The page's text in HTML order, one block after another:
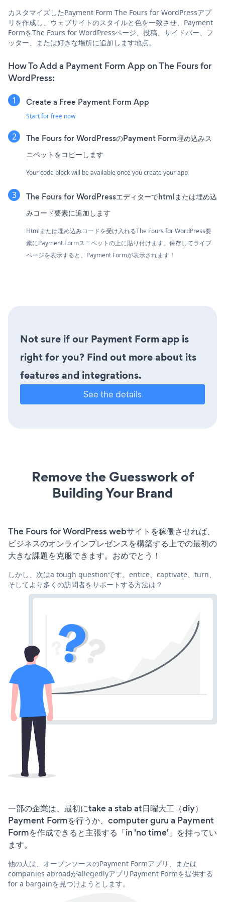
カスタマイズしたPayment Form The Fours for WordPressアプ
リを作成し、ウェブサイトのスタイルと色を一致させ、Payment
FormをThe Fours for WordPressページ、投稿、サイドバー、フ
ッター、または好きな場所に追加します地点。
How To Add a Payment Form App on The Fours for
WordPress:
Create a Free Payment Form App
Start for free now
The Fours for WordPressのPayment Form埋め込みス
ニペットをコピーします
Your code block will be available once you create your app
The Fours for WordPressエディターでhtmlまたは埋め込
みコード要素に追加します
Htmlまたは埋め込みコードを受け入れるThe Fours for WordPress要
素にPayment Formスニペットの上に貼り付けます。保存してライブ
ページを表示すると、Payment Formが表示されます！
Not sure if our Payment Form app is
right for you? Find out more about its
features and integrations.
See the details
Remove the Guesswork of
Building Your Brand
The Fours for WordPress webサイトを稼働させれば、
ビジネスのオンラインプレゼンスを構築する上での最初の
大きな課題を克服できます。おめでとう！
しかし、次はa tough questionです。entice、captivate、turn、
そしてより多くの訪問者をサポートする方法は？
一部の企業は、最初にtake a stab at日曜大工（diy）
Payment Formを行うか、computer guru a Payment
Formを作成できると主張する「in 'no time'」を持ってい
ます。
他の人は、オープンソースのPayment Formアプリ、または
companies abroadがallegedlyアプリPayment Formを提供する
for a bargainを見つけようとします。